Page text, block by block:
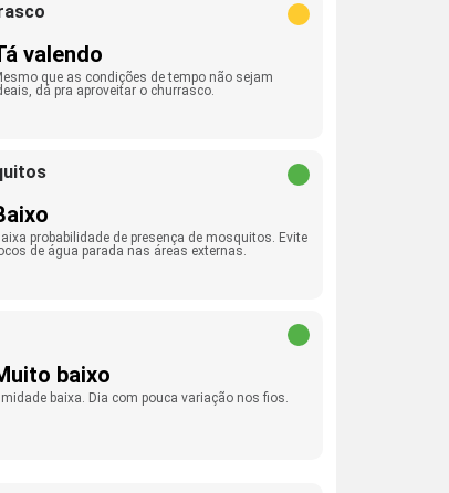
valendo
que as condições de tempo não sejam
dá pra aproveitar o churrasco.
probabilidade de presença de mosquitos. Evite
de água parada nas áreas externas.
baixo
baixa. Dia com pouca variação nos fios.